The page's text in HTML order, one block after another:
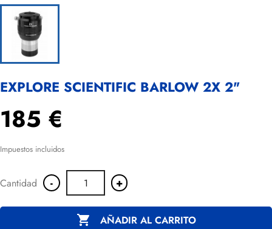
EXPLORE SCIENTIFIC BARLOW 2X 2"
185 €
Impuestos incluidos
Cantidad - +
 AÑADIR AL CARRITO